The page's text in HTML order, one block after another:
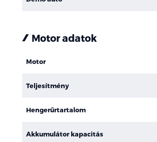
Motor adatok
Motor
Teljesítmény
Hengerűrtartalom
Akkumulátor kapacitás